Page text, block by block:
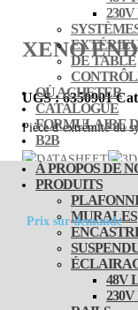
230V
DE TABLE
OÙ ACHETER
CATALOGUE
FORMULAIRE
B2B
À PROPOS DE
PRODUITS
MURALES
48V
230V
XENO
UGS :6350901
Pièce d’extrémité du
Prix sur demande